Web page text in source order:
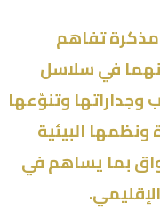
مذكرة تفاهم
في سلاسل
وجداراتها وتنوّعها
ونظمها البيئية
بما يساهم في